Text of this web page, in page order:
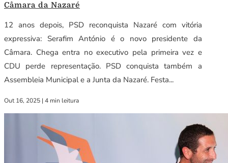
Câmara da Nazaré
12 anos depois, PSD reconquista Nazaré com vitória
expressiva: Serafim António é o novo presidente da
Câmara. Chega entra no executivo pela primeira vez e
CDU perde representação. PSD conquista também a
Assembleia Municipal e a Junta da Nazaré. Festa...
Out 16, 2025 | 4 min leitura